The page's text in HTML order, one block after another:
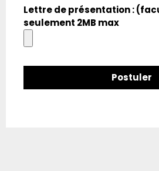
Lettre de présentation :
seulement 2MB max
Postuler